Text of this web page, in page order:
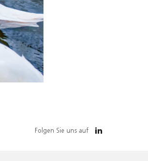
Folgen Sie uns auf